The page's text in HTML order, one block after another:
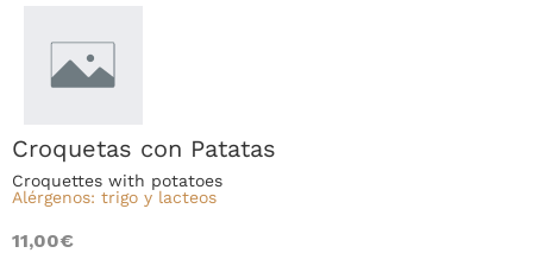
Croquetas con Patatas
Croquettes with potatoes
Alérgenos: trigo y lacteos
11,00€